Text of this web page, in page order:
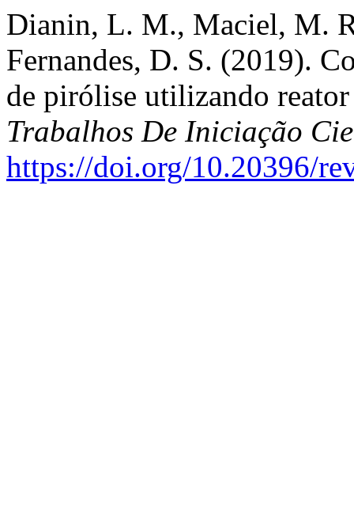
Dianin, L. M., Maciel, M.
Fernandes, D. S. (2019).
de pirólise utilizando
Trabalhos De Iniciação
https://doi.org/10.20396/